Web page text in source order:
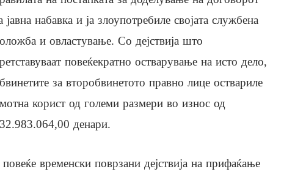
јавна набавка и ја злоупотребиле својата службена
и овластување. Со дејствија што
повеќекратно остварување на исто дело,
за второбвинетото правно лице оствариле
корист од големи размери во износ од
денари.
временски поврзани дејствија на прифаќање